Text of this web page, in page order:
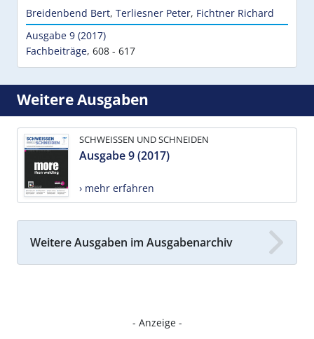
Breidenbend Bert, Terliesner Peter, Fichtner Richard
Ausgabe 9 (2017)
Fachbeiträge, 608 - 617
Weitere Ausgaben
SCHWEISSEN UND SCHNEIDEN
Ausgabe 9 (2017)
› mehr erfahren
Weitere Ausgaben im Ausgabenarchiv
- Anzeige -